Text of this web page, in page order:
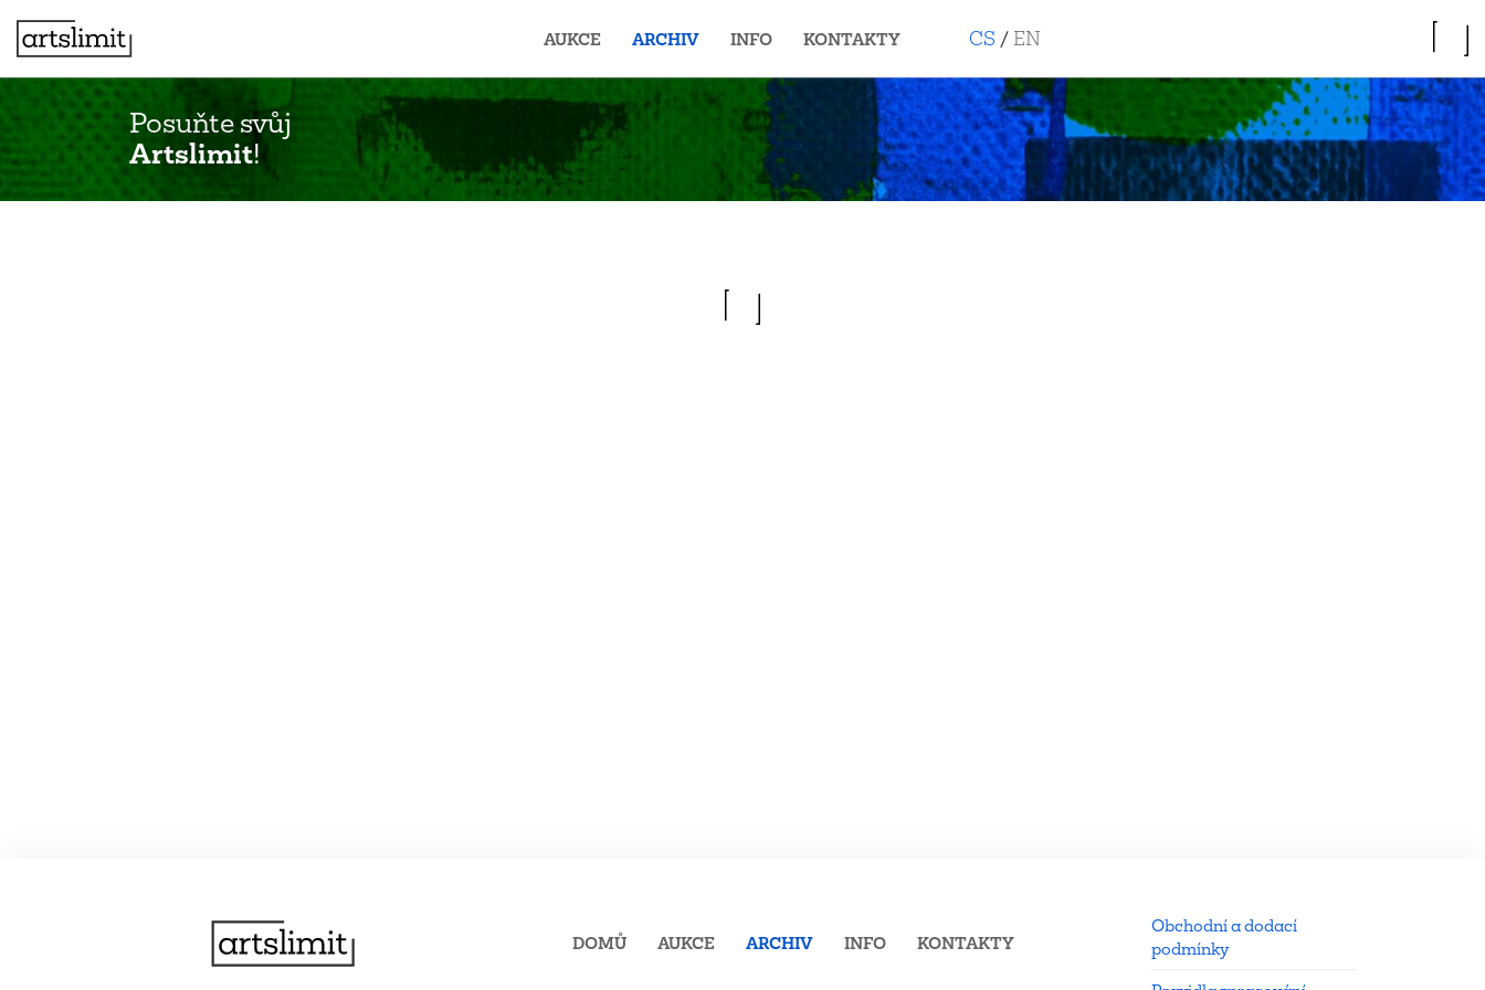
AUKCE ARCHIV INFO KONTAKTY CS / EN
Posuňte svůj
Artslimit!
DOMŮ AUKCE ARCHIV INFO KONTAKTY
Obchodní a dodací
podmínky